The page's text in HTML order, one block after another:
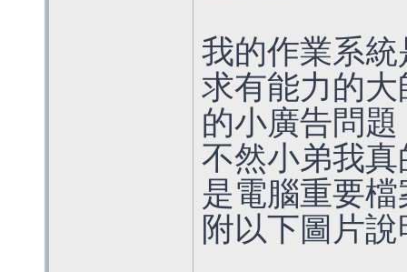
我的作業系
求有能力的
的小廣告問題
不然小弟我
是電腦重要
附以下圖片